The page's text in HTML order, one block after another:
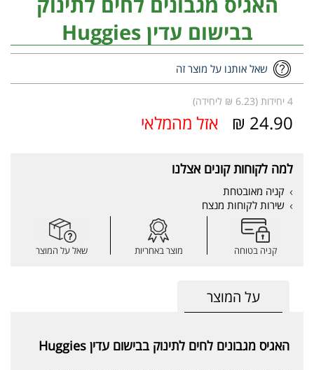
בבישום עדין Huggies
שאל אותנו על מוצר זה
4 יחידות (6.23 ₪ ליחידה)
24.90 ₪ אזל מהמלאי
למה לקוחות קונים אצלנו
קניה מאובטחת
שירות לקוחות מנצח
קניה בטוחה מוצר באחריות שאל על המוצר
על המוצר
האגיס מגבונים לחים לתינוק בבישום עדין Huggies